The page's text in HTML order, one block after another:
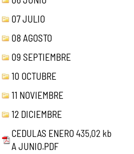
07 JULIO
08 AGOSTO
09 SEPTIEMBRE
10 OCTUBRE
11 NOVIEMBRE
12 DICIEMBRE
CEDULAS ENERO
A JUNIO.PDF
435,02 kb